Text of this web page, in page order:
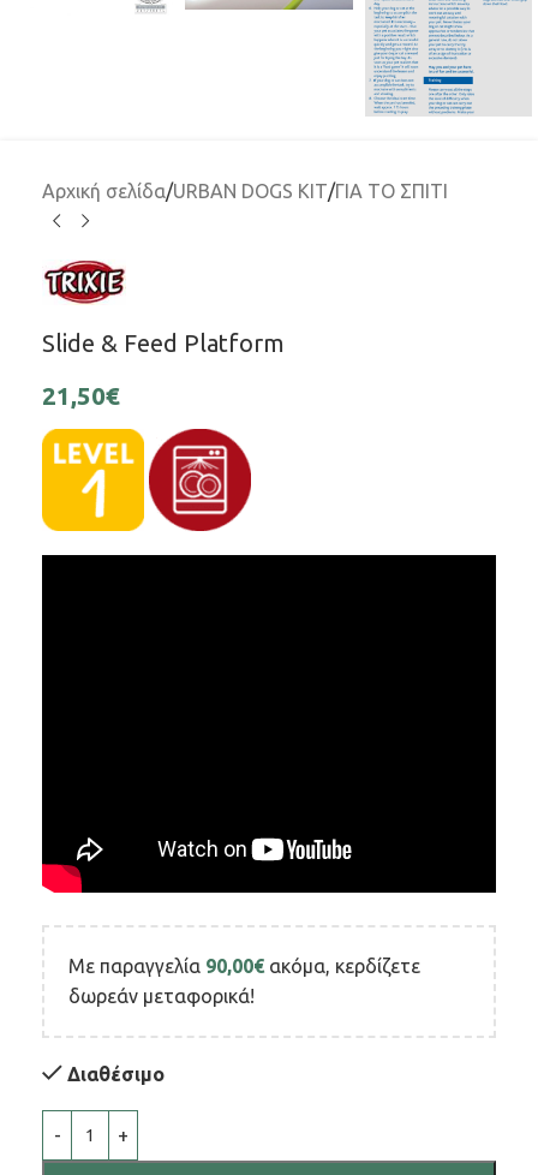
Αρχική σελίδα/URBAN DOGS KIT/ΓΙΑ ΤΟ ΣΠΙΤΙ
Slide & Feed Platform
21,50€
Με παραγγελία 90,00€ ακόμα, κερδίζετε
δωρεάν μεταφορικά!
Διαθέσιμο